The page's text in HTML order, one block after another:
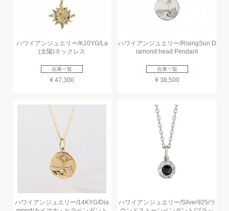
ハワイアンジュエリー/K10YG/La
(太陽)ネックレス
在庫一覧
¥ 47,300
ハワイアンジュエリー/RisingSun D
iamond head Pendant
在庫一覧
¥ 38,500
ハワイアンジュエリー/14KYG/Dia
ハワイアンジュエリー/Silver925/ラ